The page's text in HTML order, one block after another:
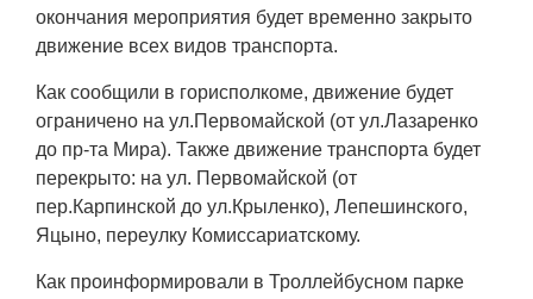
окончания мероприятия будет временно закрыто
движение всех видов транспорта.
Как сообщили в горисполкоме, движение будет
ограничено на ул.Первомайской (от ул.Лазаренко
до пр-та Мира). Также движение транспорта будет
перекрыто: на ул. Первомайской (от
пер.Карпинской до ул.Крыленко), Лепешинского,
Яцыно, переулку Комиссариатскому.
Как проинформировали в Троллейбусном парке